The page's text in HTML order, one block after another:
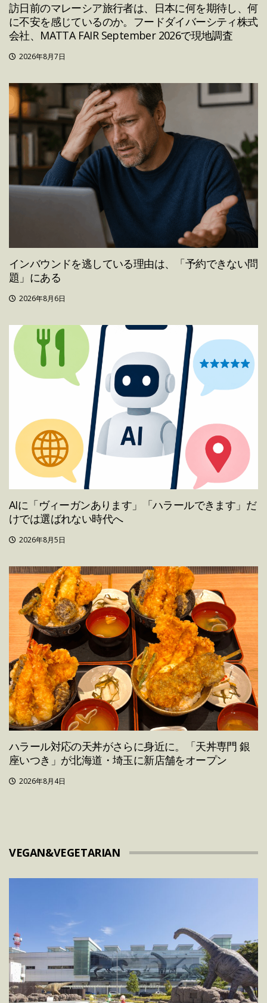
訪日前のマレーシア旅行者は、日本に何を期待し、何
に不安を感じているのか。フードダイバーシティ株式
会社、MATTA FAIR September 2026で現地調査
2026年8月7日
インバウンドを逃している理由は、「予約できない問
題」にある
2026年8月6日
AIに「ヴィーガンあります」「ハラールできます」だ
けでは選ばれない時代へ
2026年8月5日
ハラール対応の天丼がさらに身近に。「天丼専門 銀
座いつき」が北海道・埼玉に新店舗をオープン
2026年8月4日
VEGAN&VEGETARIAN